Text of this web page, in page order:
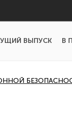
ВЫПУСК В